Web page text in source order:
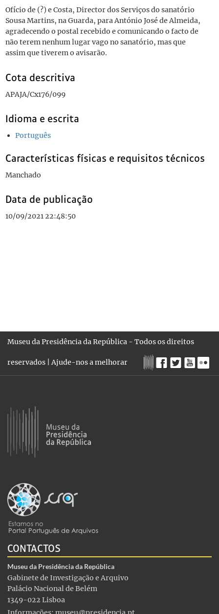
Ofício de (?) e Costa, Director dos Serviços do sanatório
Sousa Martins, na Guarda, para António José de Almeida,
agradecendo o postal recebido e comunicando o facto de
não terem nenhum lugar vago no sanatório, mas que
assim que tiverem o avisarão.
Cota descritiva
APAJA/Cx176/099
Idioma e escrita
Português
Características físicas e requisitos técnicos
Manchado
Data de publicação
10/09/2021 22:48:50
Museu da Presidência da República - Todos os direitos
reservados |Ajude-nos a melhorar
CONTACTOS
Museu da Presidência da República
Gabinete de Investigação e Arquivo
Palácio Nacional de Belém
1349-022 Lisboa